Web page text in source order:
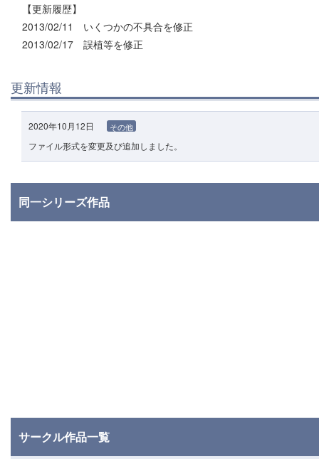
【更新履歴】
2013/02/11 いくつかの不具合を修正
2013/02/17 誤植等を修正
更新情報
2020年10月12日 その他
ファイル形式を変更及び追加しました。
同一シリーズ作品
サークル作品一覧